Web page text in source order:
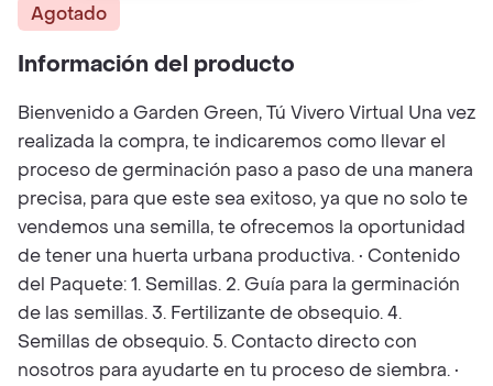
Agotado
Información del producto
Bienvenido a Garden Green, Tú Vivero Virtual Una vez
realizada la compra, te indicaremos como llevar el
proceso de germinación paso a paso de una manera
precisa, para que este sea exitoso, ya que no solo te
vendemos una semilla, te ofrecemos la oportunidad
de tener una huerta urbana productiva. • Contenido
del Paquete: 1. Semillas. 2. Guía para la germinación
de las semillas. 3. Fertilizante de obsequio. 4.
Semillas de obsequio. 5. Contacto directo con
nosotros para ayudarte en tu proceso de siembra. •